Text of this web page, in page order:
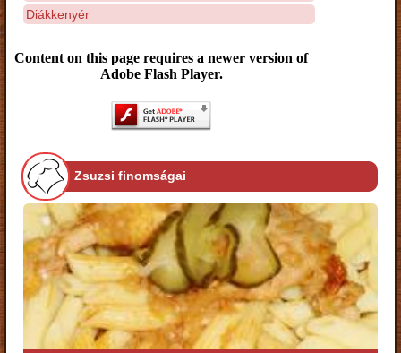
Diákkenyér
Content on this page requires a newer version of
Adobe Flash Player.
Zsuzsi finomságai